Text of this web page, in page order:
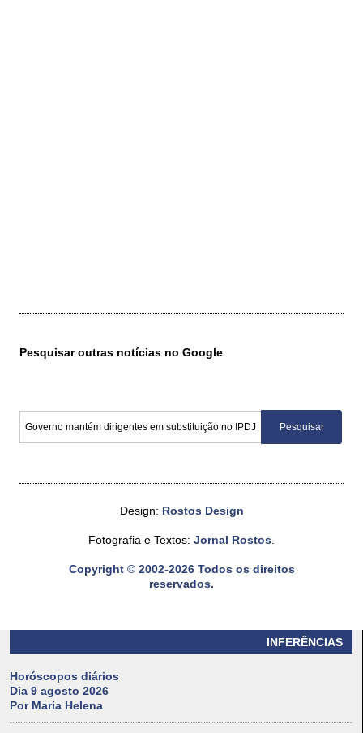
INFERÊNCIAS
Horóscopos diários
Dia 9 agosto 2026
Por Maria Helena
Pesquisar outras notícias no Google
Design: Rostos Design
Fotografia e Textos: Jornal Rostos.
Copyright © 2002-2026 Todos os direitos
reservados.